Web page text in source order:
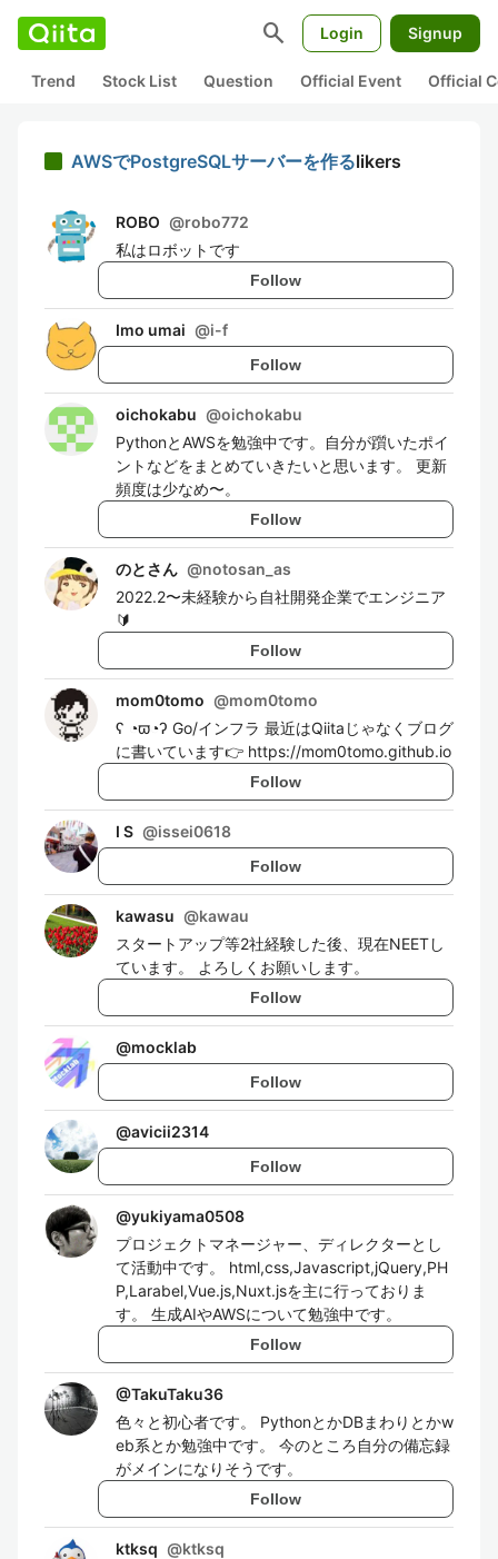
search Login Signup
Trend Stock List Question Official Event Official
AWSでPostgreSQLサーバーを作るlikers
ROBO @robo772
私はロボットです
Follow
Imo umai @i-f
Follow
oichokabu @oichokabu
PythonとAWSを勉強中です。自分が躓いたポイ
ントなどをまとめていきたいと思います。 更新
頻度は少なめ〜。
Follow
のとさん @notosan_as
2022.2〜未経験から自社開発企業でエンジニア
🔰
Follow
mom0tomo @mom0tomo
ʕ ◔ϖ◔ʔ Go/インフラ 最近はQiitaじゃなくブログ
に書いています👉 https://mom0tomo.github.io
Follow
I S @issei0618
Follow
kawasu @kawau
スタートアップ等2社経験した後、現在NEETし
ています。 よろしくお願いします。
Follow
@mocklab
Follow
@avicii2314
Follow
@yukiyama0508
プロジェクトマネージャー、ディレクターとし
て活動中です。 html,css,Javascript,jQuery,PH
P,Larabel,Vue.js,Nuxt.jsを主に行っておりま
す。 生成AIやAWSについて勉強中です。
Follow
@TakuTaku36
色々と初心者です。 PythonとかDBまわりとかw
eb系とか勉強中です。 今のところ自分の備忘録
がメインになりそうです。
Follow
ktksq @ktksq